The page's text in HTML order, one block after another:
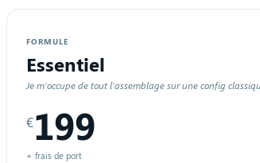
FORMULE
Essentiel
Je m'occupe de tout l'assemblage sur une config
€199
+ frais de port